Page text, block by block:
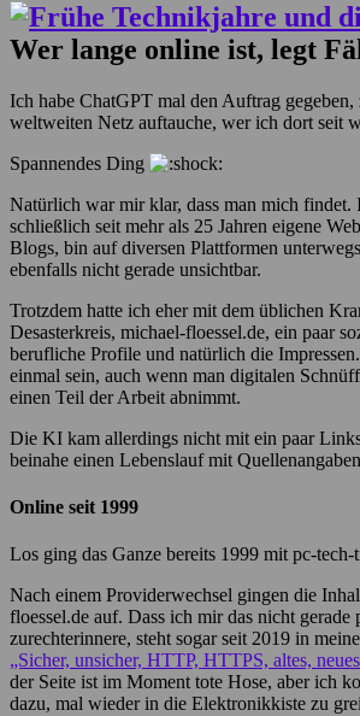
Wer lange online ist, legt
Ich habe ChatGPT mal den Auftrag
weltweiten Netz auftauche, wer ich dort seit
Spannendes Ding
Natürlich war mir klar, dass man mich findet.
schließlich seit mehr als 25 Jahren eigene
Blogs, bin auf diversen Plattformen
ebenfalls nicht gerade unsichtbar.
Trotzdem hatte ich eher mit dem üblichen
Desasterkreis, michael-floessel.de, ein paar
berufliche Profile und natürlich die
einmal sein, auch wenn man digitalen
einen Teil der Arbeit abnimmt.
Die KI kam allerdings nicht mit ein paar
beinahe einen Lebenslauf mit
Online seit 1999
Los ging das Ganze bereits 1999 mit pc-tech-
Nach einem Providerwechsel gingen die
floessel.de auf. Dass ich mir das nicht gerade
zurechterinnere, steht sogar seit 2019 in
„Sicher, unsicher, HTTP, HTTPS, altes,
der Seite ist im Moment tote Hose, aber ich
dazu, mal wieder in die Elektronikkiste zu